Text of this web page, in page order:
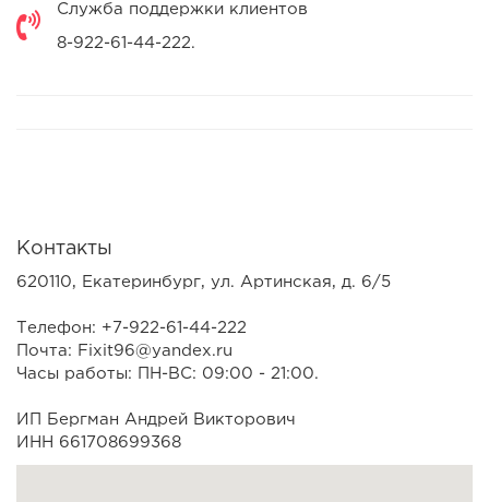
Служба поддержки клиентов
8-922-61-44-222.
Контакты
620110, Екатеринбург, ул. Артинская, д. 6/5
Телефон: +7-922-61-44-222
Почта: Fixit96@yandex.ru
Часы работы: ПН-ВС: 09:00 - 21:00.
ИП Бергман Андрей Викторович
ИНН 661708699368